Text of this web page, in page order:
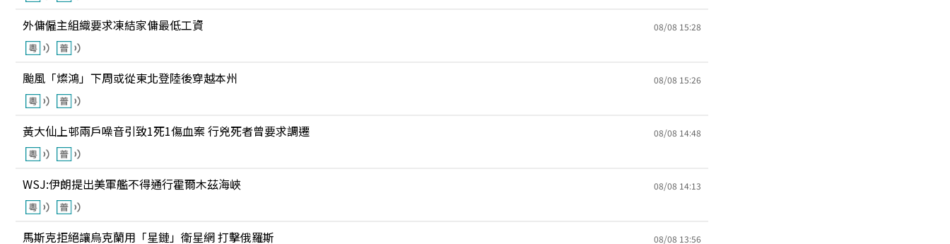
外傭僱主組織要求凍結家傭最低工資 08/08 15:28
颱風「燦鴻」下周或從東北登陸後穿越本州 08/08 15:26
黃大仙上邨兩戶噪音引致1死1傷血案 行兇死者曾要求調遷 08/08 14:48
WSJ:伊朗提出美軍艦不得通行霍爾木茲海峽 08/08 14:13
馬斯克拒絕讓烏克蘭用「星鏈」衛星網 打擊俄羅斯 08/08 13:56